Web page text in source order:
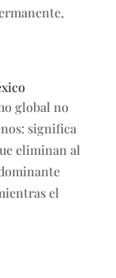
global no
significa
eliminan al
el